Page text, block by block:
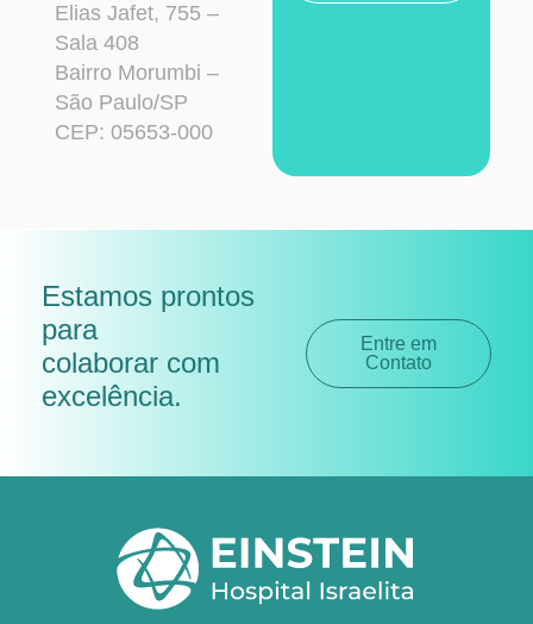
Elias Jafet, 755 –
Sala 408
Bairro Morumbi –
São Paulo/SP
CEP: 05653-000
Estamos prontos
para
colaborar com
excelência.
Entre em
Contato